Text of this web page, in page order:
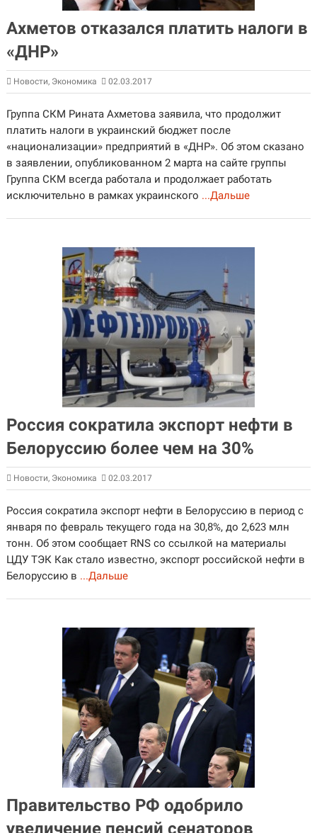
Ахметов отказался платить налоги в
«ДНР»
Новости, Экономика 02.03.2017
Группа СКМ Рината Ахметова заявила, что продолжит
платить налоги в украинский бюджет после
«национализации» предприятий в «ДНР». Об этом сказано
в заявлении, опубликованном 2 марта на сайте группы
Группа СКМ всегда работала и продолжает работать
исключительно в рамках украинского ...Дальше
Россия сократила экспорт нефти в
Белоруссию более чем на 30%
Новости, Экономика 02.03.2017
Россия сократила экспорт нефти в Белоруссию в период с
января по февраль текущего года на 30,8%, до 2,623 млн
тонн. Об этом сообщает RNS со ссылкой на материалы
ЦДУ ТЭК Как стало известно, экспорт российской нефти в
Белоруссию в ...Дальше
Правительство РФ одобрило
увеличение пенсий сенаторов